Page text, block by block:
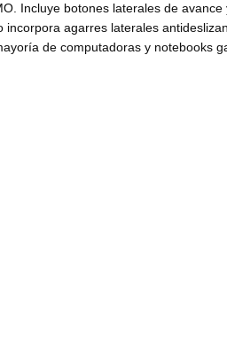
Incluye botones laterales de
agarres laterales
de computadoras y notebooks